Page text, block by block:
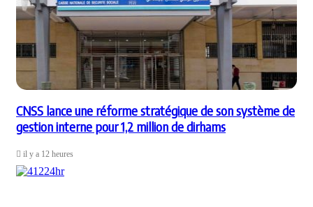
CNSS lance une réforme stratégique de son système de
gestion interne pour 1,2 million de dirhams
il y a 12 heures